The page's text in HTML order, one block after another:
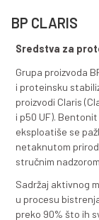
čistoće i
sistemima
BP CLARIS
Sredstva za